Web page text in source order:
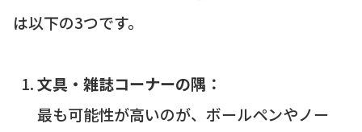
は以下の3つです。
文具・雑誌コーナーの隅：
最も可能性が高いのが、ボールペンやノー